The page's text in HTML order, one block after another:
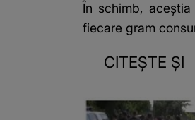
În schimb,
fiecare gram
CITEȘTE ȘI